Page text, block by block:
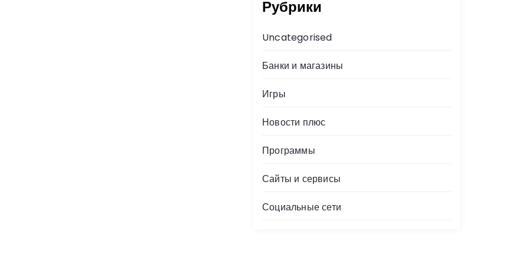
Рубрики
Uncategorised
Банки и магазины
Игры
Новости плюс
Программы
Сайты и сервисы
Социальные сети